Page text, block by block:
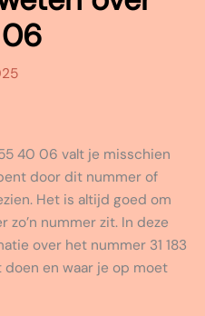
40 06 valt je misschien
door dit nummer of
Het is altijd goed om
nummer zit. In deze
over het nummer 31 183
en waar je op moet